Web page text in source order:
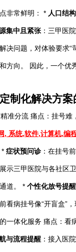
非常鲜明： * 人口结
集中且紧张 ：三甲医
决问题，对体验要求
方向。 因此，一个优
制化解决方
准分流 痛点：挂号难
*症状预问诊：在挂号
展示三甲医院与各社区
道。 *个性化放号提醒
前看病挂号像“开盲盒”
一体化服务 痛点：看
与流程提醒 ：接入医